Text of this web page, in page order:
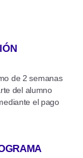
de 2 semanas
del alumno
el pago